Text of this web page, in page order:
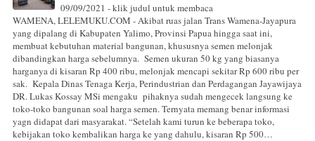
09/09/2021 - klik judul untuk membaca
WAMENA, LELEMUKU.COM - Akibat ruas jalan Trans Wamena-Jayapura
yang dipalang di Kabupaten Yalimo, Provinsi Papua hingga saat ini,
membuat kebutuhan material bangunan, khususnya semen melonjak
dibandingkan harga sebelumnya. Semen ukuran 50 kg yang biasanya
harganya di kisaran Rp 400 ribu, melonjak mencapi sekitar Rp 600 ribu per
sak. Kepala Dinas Tenaga Kerja, Perindustrian dan Perdagangan Jayawijaya
DR. Lukas Kossay MSi mengaku pihaknya sudah mengecek langsung ke
toko-toko bangunan soal harga semen. Ternyata memang benar informasi
yagn didapat dari masyarakat. “Setelah kami turun ke beberapa toko,
kebijakan toko kembalikan harga ke yang dahulu, kisaran Rp 500…